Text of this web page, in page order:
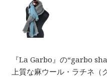
『La Garbo』の“garbo
上質な麻ウール・ラチネ（